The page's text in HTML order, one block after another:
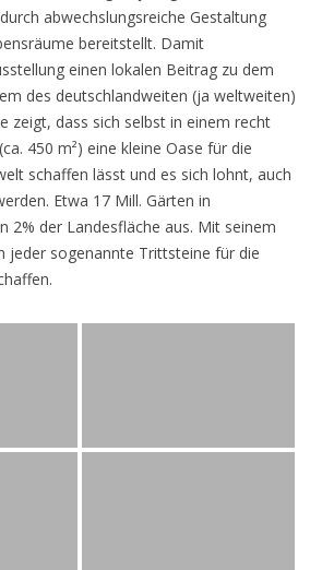
abwechslungsreiche Gestaltung
bereitstellt. Damit
einen lokalen Beitrag zu dem
des deutschlandweiten (ja weltweiten)
zeigt, dass sich selbst in einem recht
450 m²) eine kleine Oase für die
schaffen lässt und es sich lohnt, auch
Etwa 17 Mill. Gärten in
2% der Landesfläche aus. Mit seinem
jeder sogenannte Trittsteine für die